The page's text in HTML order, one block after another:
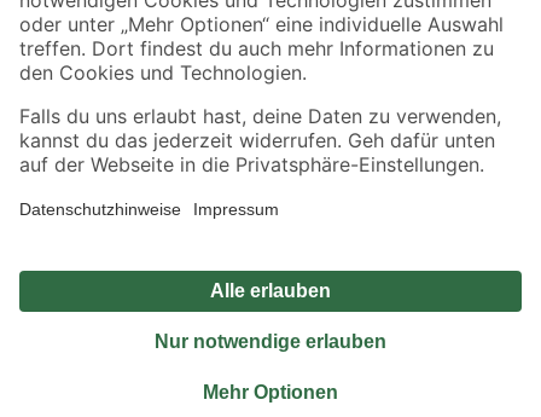
Alle Preisangaben in EUR inkl. gesetzl. MwSt.. Die dargestellten Angebote sind unter
Umständen nicht in allen Märkten verfügbar. Die angegebenen Verfügbarkeiten beziehen
Produkte nur solange der Vorrat reicht.
*Paketversand ab 59 € versandkostenfrei, gilt nicht für Artikel mit Speditionsversand, hier
Privatsphäre Impressum
Nutzungsbedingungen
Widerrufsrecht
Vertrag widerrufen
© 2026 toom Baumarkt GmbH